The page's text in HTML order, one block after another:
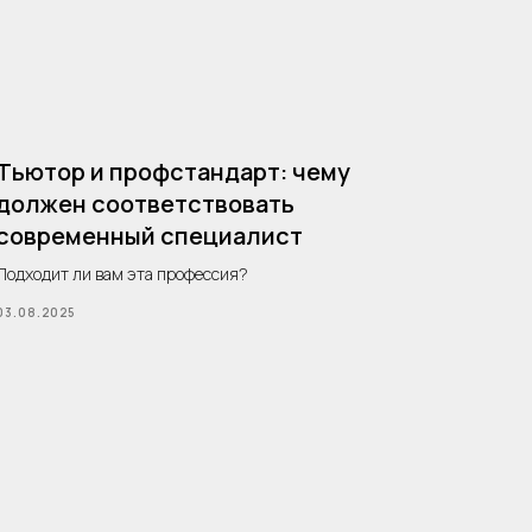
и профстандарт: чему
соответствовать
специалист
ли вам эта профессия?